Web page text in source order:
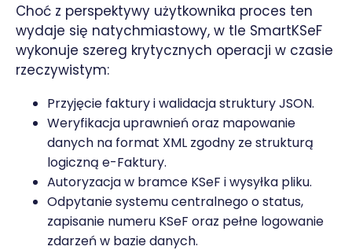
Choć z perspektywy użytkownika proces ten
wydaje się natychmiastowy, w tle SmartKSeF
wykonuje szereg krytycznych operacji w czasie
rzeczywistym:
Przyjęcie faktury i walidacja struktury JSON.
Weryfikacja uprawnień oraz mapowanie
danych na format XML zgodny ze strukturą
logiczną e-Faktury.
Autoryzacja w bramce KSeF i wysyłka pliku.
Odpytanie systemu centralnego o status,
zapisanie numeru KSeF oraz pełne logowanie
zdarzeń w bazie danych.